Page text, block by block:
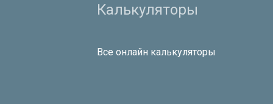
Калькуляторы
Все онлайн калькуляторы